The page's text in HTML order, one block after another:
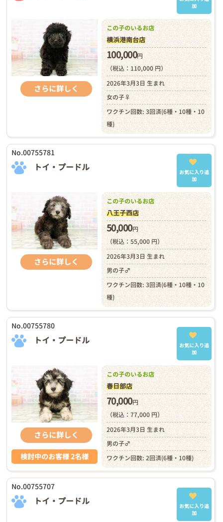
加
さらに詳しく
この子のいるお店
横浜港南台店
100,000円
（税込：110,000 円）
2026年3月3日 生まれ
女の子♀
ワクチン回数: 3回済(6種・10種・10
種)
No.00755781
トイ・プードル
お気に入り追
加
さらに詳しく
この子のいるお店
八王子西店
50,000円
（税込：55,000 円）
2026年3月3日 生まれ
男の子♂
ワクチン回数: 3回済(6種・10種・10
種)
No.00755780
トイ・プードル
お気に入り追
加
さらに詳しく
検討中のお客様 2名様
この子のいるお店
春日部店
70,000円
（税込：77,000 円）
2026年3月3日 生まれ
男の子♂
ワクチン回数: 2回済(6種・10種)
No.00755707
トイ・プードル
お気に入り追
加